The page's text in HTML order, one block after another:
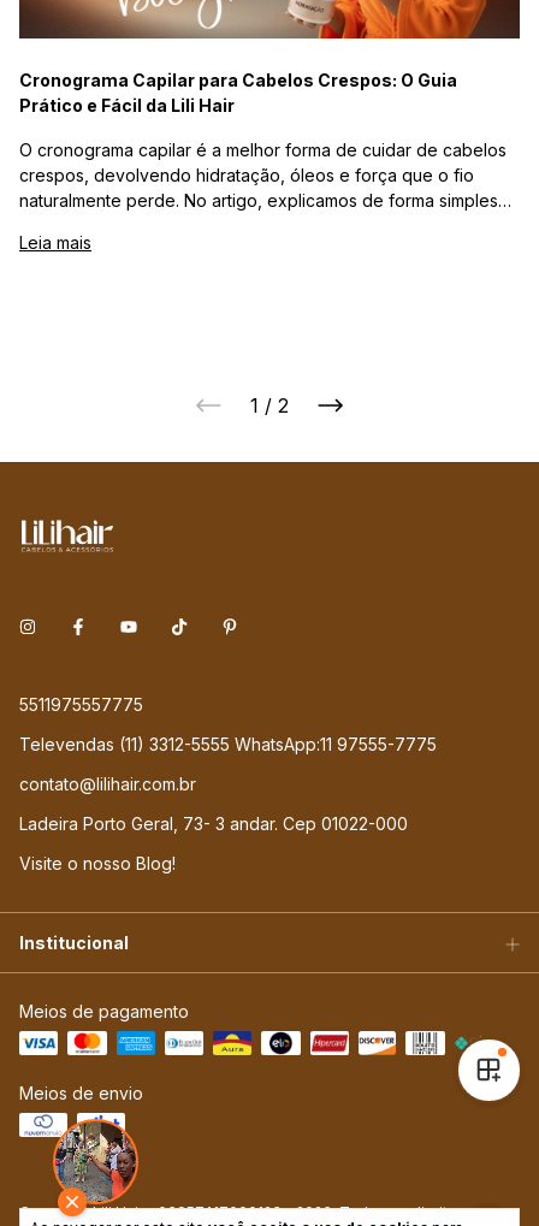
Cronograma Capilar para Cabelos Crespos: O Guia
Prático e Fácil da Lili Hair
O cronograma capilar é a melhor forma de cuidar de cabelos
crespos, devolvendo hidratação, óleos e força que o fio
naturalmente perde. No artigo, explicamos de forma simples
reconstrução — e por que são tão importantes para reduzir
e resistente à quebra. O artigo ainda traz dicas extras da Lili
Leia mais
1 / 2
5511975557775
Televendas (11) 3312-5555 WhatsApp:11 97555-7775
contato@lilihair.com.br
Ladeira Porto Geral, 73- 3 andar. Cep 01022-000
Visite o nosso Blog!
Institucional
Meios de pagamento
Meios de envio
Copyright Lili Hair - 06957417000123 - 2026. Todos os direitos